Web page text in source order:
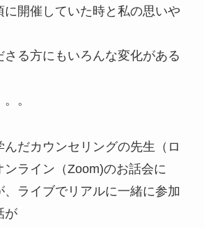
に開催していた時と私の思いや
さる方にもいろんな変化がある
。
だカウンセリングの先生（ロ
ンライン（Zoom)のお話会に
ライブでリアルに一緒に参加
が